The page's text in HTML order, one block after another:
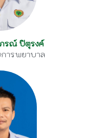
รณ์ ปิตุรงค์
ารพยาบาล